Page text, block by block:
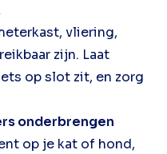
vliering,
zijn. Laat
op slot zit, en zorg
onderbrengen
op je kat of hond,